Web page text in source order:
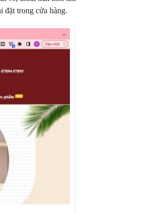
đặt trong cửa hàng.